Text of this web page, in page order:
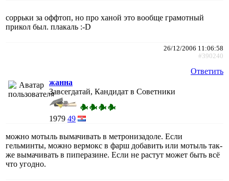
соррьки за оффтоп, но про ханой это вообще грамотный
прикол был. плакаль :-D
26/12/2006 11:06:58
#390240
Ответить
жанна
Завсегдатай, Кандидат в Советники
1979 49
можно мотыль вымачивать в метронизадоле. Если
гельминты, можно вермокс в фарш добавить или мотыль так-
же вымачивать в пиперазине. Если не растут может быть всё
что угодно.